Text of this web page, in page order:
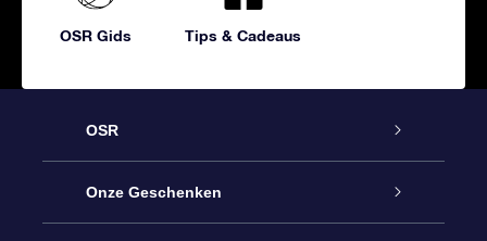
OSR Gids Tips & Cadeaus
OSR
Service
Onze Geschenken